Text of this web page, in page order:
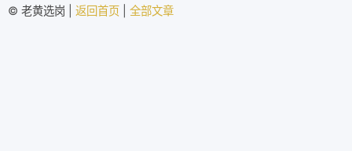
© 老黄选岗 | 返回首页 全部文章